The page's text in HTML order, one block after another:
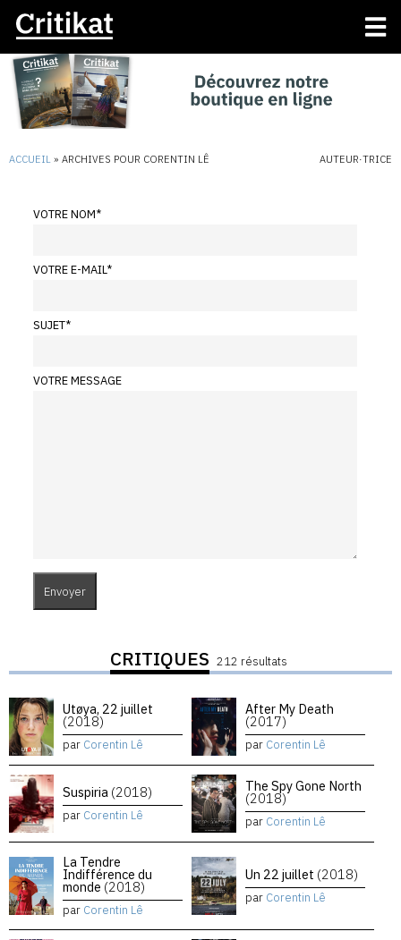
ACCUEIL » ARCHIVES POUR CORENTIN LÊ AUTEUR·TRICE
VOTRE NOM*
VOTRE E-MAIL*
SUJET*
VOTRE MESSAGE
CRITIQUES 212 résultats
Utøya, 22 juillet
(2018)
par Corentin Lê
After My Death
(2017)
par Corentin Lê
Suspiria (2018)
par Corentin Lê
The Spy Gone North
(2018)
par Corentin Lê
La Tendre
Indifférence du
monde (2018)
par Corentin Lê
Un 22 juillet (2018)
par Corentin Lê